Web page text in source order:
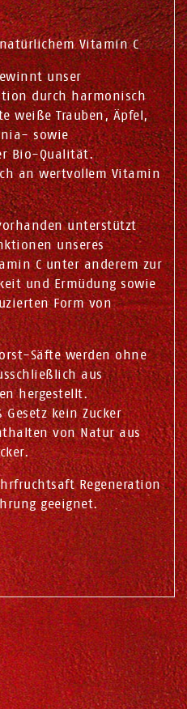
Vitamin C
unser
durch harmonisch
weiße Trauben, Äpfel,
sowie
Bio-Qualität.
an wertvollem Vitamin
unterstützt
unseres
C unter anderem zur
und Ermüdung sowie
Form von
Säfte werden ohne
aus
hergestellt.
kein Zucker
von Natur aus
Regeneration
geeignet.